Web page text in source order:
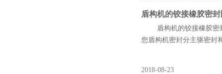
盾构机的铰接橡胶密
盾构机的铰接橡胶密封
您盾构机密封分主驱密封
2018-08-23